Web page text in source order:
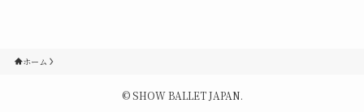
ホーム
©SHOW BALLET JAPAN.